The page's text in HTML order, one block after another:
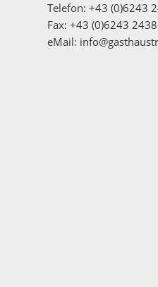
Telefon: +43 (0)6243
Fax: +43 (0)6243
eMail: